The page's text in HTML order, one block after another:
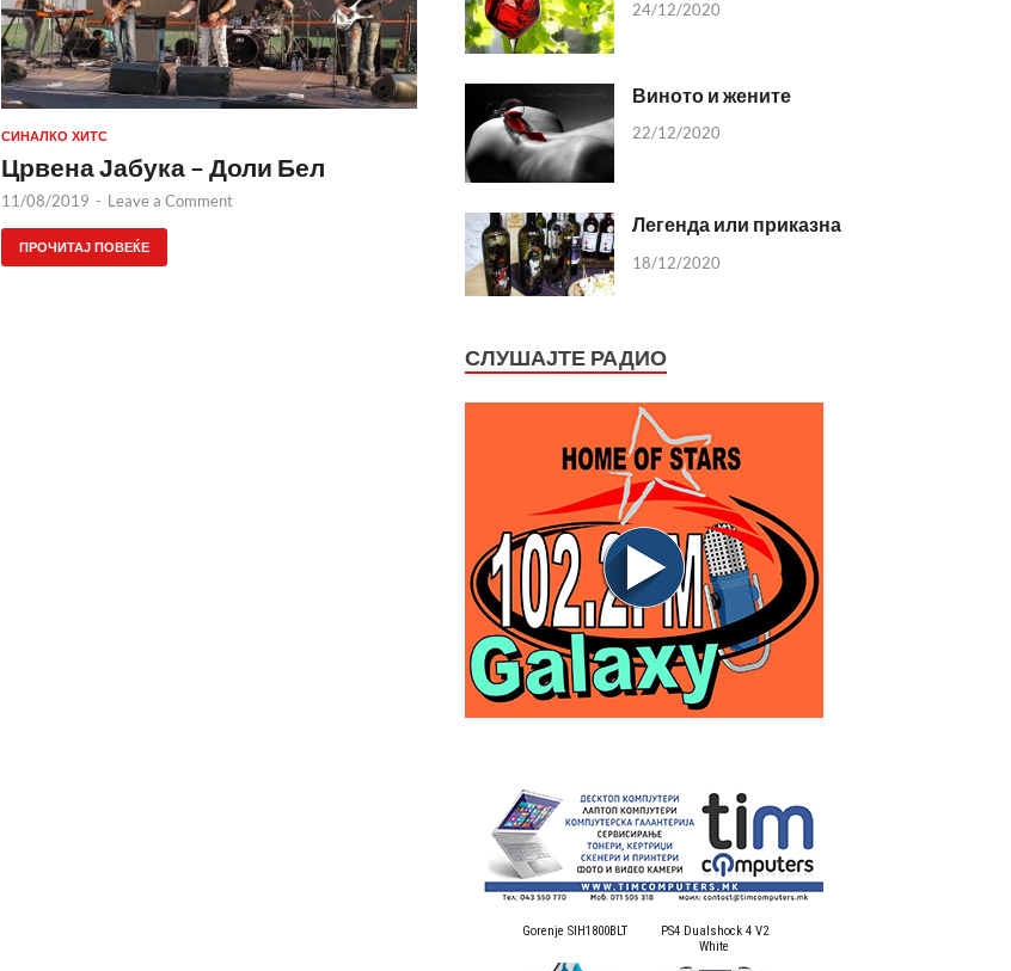
СИНАЛКО ХИТС
Црвена Јабука – Доли Бел
11/08/2019 - Leave a Comment
ПРОЧИТАЈ ПОВЕЌЕ
24/12/2020
Виното и жените
22/12/2020
Легенда или приказна
18/12/2020
СЛУШАЈТЕ РАДИО